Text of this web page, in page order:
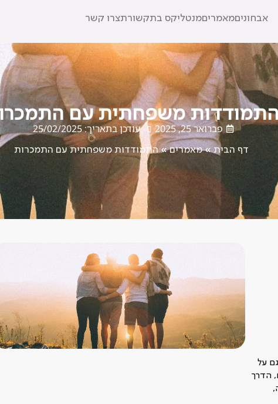
אבחוניםמאמריםמנטליקס בתקשורתצרו קשר
משפחתית עם
פברואר 25, 2025 עודכן בתאריך: 25/02/2025
דף הבית»מאמרים»התמודדות משפחתית עם התמכרות
על
הדרך